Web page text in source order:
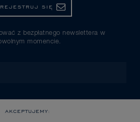
SIĘ
z bezpłatnego newslettera w
momencie.
AKCEPTUJEMY: